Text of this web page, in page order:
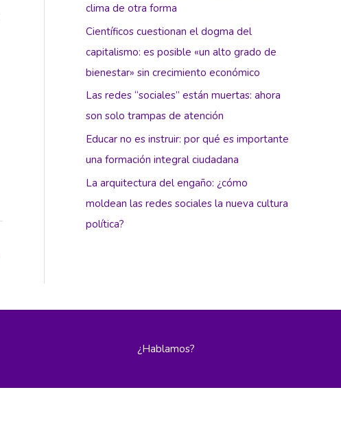
clima de otra forma
Científicos cuestionan el dogma del
capitalismo: es posible «un alto grado de
bienestar» sin crecimiento económico
Las redes “sociales” están muertas: ahora
son solo trampas de atención
Educar no es instruir: por qué es importante
una formación integral ciudadana
La arquitectura del engaño: ¿cómo
moldean las redes sociales la nueva cultura
política?
¿Hablamos?